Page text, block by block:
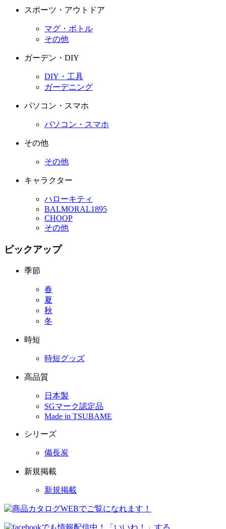
スポーツ・アウトドア
マグ・ボトル
その他
ガーデン・DIY
DIY・工具
ガーデニング
パソコン・スマホ
パソコン・スマホ
その他
その他
キャラクター
ハローキティ
BALMORAL1895
CHOOP
その他
ピックアップ
季節
春
夏
秋
冬
時短
時短グッズ
高品質
日本製
SGマーク認定品
Made in TSUBAME
シリーズ
備長炭
新規掲載
新規掲載